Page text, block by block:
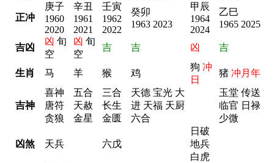
正冲
庚子
1960
2020
辛丑
1961
2021
壬寅
1962
2022
癸卯
1963 2023
甲辰
1964
2024
乙巳
1965 2025
吉凶
凶 旬
空
凶 旬
空
吉 吉 凶 吉
生肖 马 羊 猴 鸡
狗 冲
日
猪 冲月年
吉神
喜神
唐符
贪狼
五合
天赦
金星
三合
长生
金匮
天德 宝光 大
进 天福 天厨
六合
玉堂 传送
临官 日禄
少微
凶煞 天兵 六戊
日破
地兵
白虎